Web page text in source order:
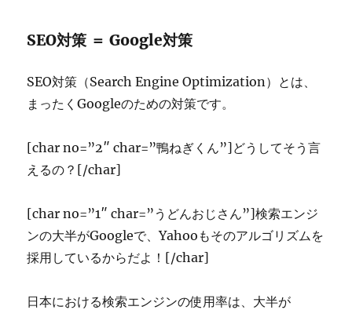
SEO対策 ＝ Google対策
SEO対策（Search Engine Optimization）とは、
まったくGoogleのための対策です。
[char no=”2″ char=”鴨ねぎくん”]どうしてそう言
えるの？[/char]
[char no=”1″ char=”うどんおじさん”]検索エンジ
ンの大半がGoogleで、Yahooもそのアルゴリズムを
採用しているからだよ！[/char]
日本における検索エンジンの使用率は、大半が